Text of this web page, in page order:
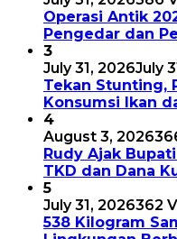
Operasi Antik
Pengedar dan
3
July 31, 2026July
Tekan Stunting,
Konsumsi Ikan
4
August 3, 2026
Rudy Ajak
TKD dan Dana
5
July 31, 2026362
538 Kilogram